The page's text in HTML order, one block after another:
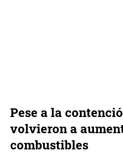
Pese a la
volvieron a
combustibles